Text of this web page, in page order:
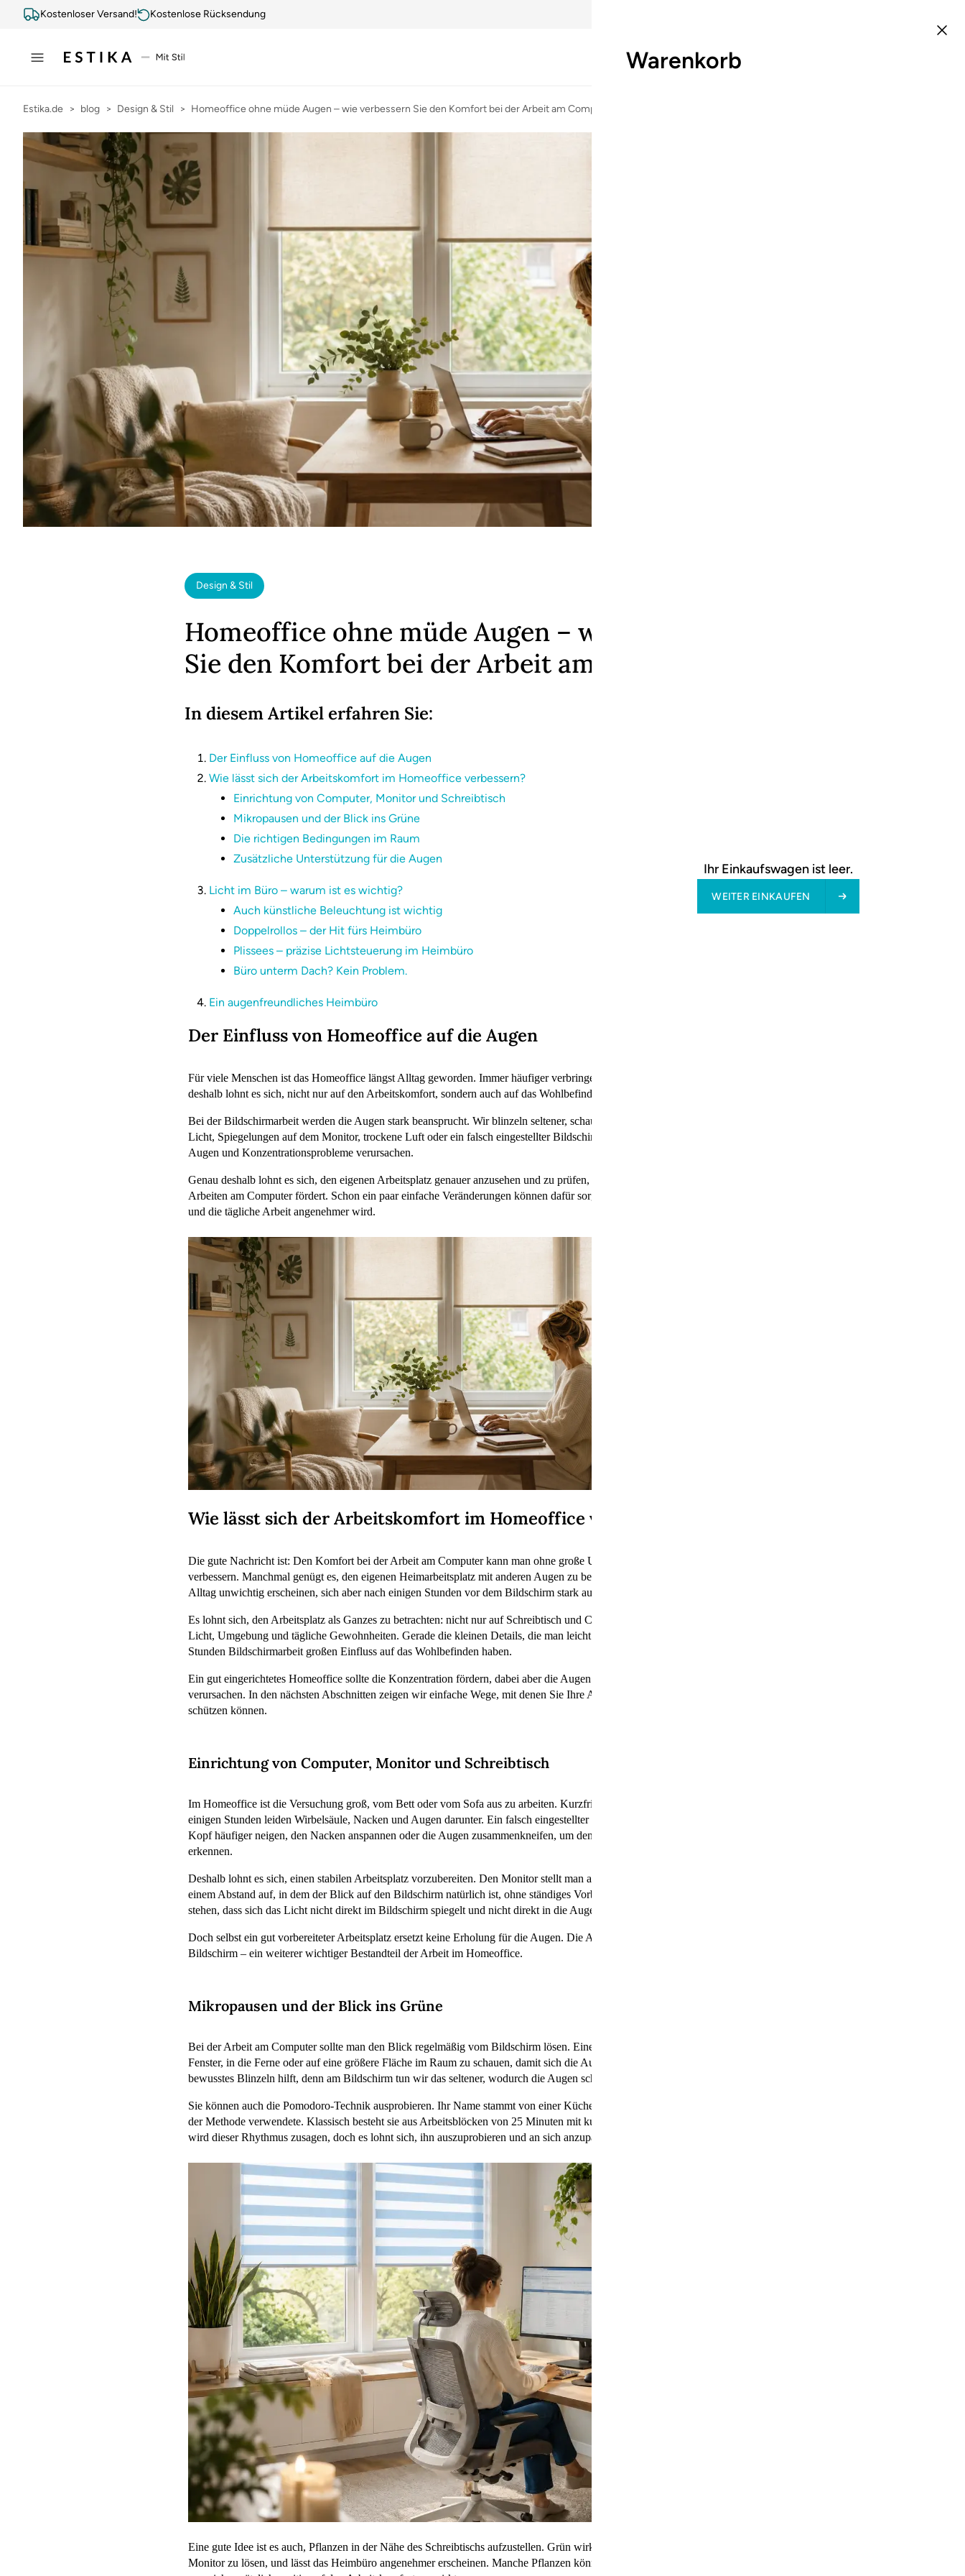
Kostenloser Versand! Kostenlose Rücksendung
Estika.de blog Design & Stil Homeoffice ohne müde Augen – wie verbessern Sie den Komfort bei der Arbeit am Computer?
Design & Stil
Homeoffice ohne müde Augen – wie verbessern
Sie den Komfort bei der Arbeit am Computer?
In diesem Artikel erfahren Sie:
Der Einfluss von Homeoffice auf die Augen
Wie lässt sich der Arbeitskomfort im Homeoffice verbessern?
Einrichtung von Computer, Monitor und Schreibtisch
Mikropausen und der Blick ins Grüne
Die richtigen Bedingungen im Raum
Zusätzliche Unterstützung für die Augen
Licht im Büro – warum ist es wichtig?
Auch künstliche Beleuchtung ist wichtig
Doppelrollos – der Hit fürs Heimbüro
Plissees – präzise Lichtsteuerung im Heimbüro
Büro unterm Dach? Kein Problem.
Ein augenfreundliches Heimbüro
Der Einfluss von Homeoffice auf die Augen
Für viele Menschen ist das Homeoffice längst Alltag geworden. Immer häufiger verbringen wir lange Stunden vor dem Computer,
deshalb lohnt es sich, nicht nur auf den Arbeitskomfort, sondern auch auf das Wohlbefinden der Augen zu achten.
Bei der Bildschirmarbeit werden die Augen stark beansprucht. Wir blinzeln seltener, schauen lange auf einen Punkt, und zu grelles
Licht, Spiegelungen auf dem Monitor, trockene Luft oder ein falsch eingestellter Bildschirm können Brennen, Tränen, trockene
Augen und Konzentrationsprobleme verursachen.
Genau deshalb lohnt es sich, den eigenen Arbeitsplatz genauer anzusehen und zu prüfen, ob das Heimbüro wirklich angenehmes
Arbeiten am Computer fördert. Schon ein paar einfache Veränderungen können dafür sorgen, dass die Augen weniger ermüden
und die tägliche Arbeit angenehmer wird.
Wie lässt sich der Arbeitskomfort im Homeoffice verbessern?
Die gute Nachricht ist: Den Komfort bei der Arbeit am Computer kann man ohne große Umbauten und komplizierte Lösungen
verbessern. Manchmal genügt es, den eigenen Heimarbeitsplatz mit anderen Augen zu betrachten und Dinge zu bemerken, die im
Alltag unwichtig erscheinen, sich aber nach einigen Stunden vor dem Bildschirm stark auf unsere Augen auswirken.
Es lohnt sich, den Arbeitsplatz als Ganzes zu betrachten: nicht nur auf Schreibtisch und Computer zu achten, sondern auch auf
Licht, Umgebung und tägliche Gewohnheiten. Gerade die kleinen Details, die man leicht übersieht, können nach mehreren
Stunden Bildschirmarbeit großen Einfluss auf das Wohlbefinden haben.
Ein gut eingerichtetes Homeoffice sollte die Konzentration fördern, dabei aber die Augen nicht ermüden und keine Beschwerden
verursachen. In den nächsten Abschnitten zeigen wir einfache Wege, mit denen Sie Ihre Augen bei der Arbeit zu Hause besser
schützen können.
Einrichtung von Computer, Monitor und Schreibtisch
Im Homeoffice ist die Versuchung groß, vom Bett oder vom Sofa aus zu arbeiten. Kurzfristig mag das bequem sein, doch nach
einigen Stunden leiden Wirbelsäule, Nacken und Augen darunter. Ein falsch eingestellter Bildschirm sorgt dafür, dass wir den
Kopf häufiger neigen, den Nacken anspannen oder die Augen zusammenkneifen, um den Inhalt auf dem Monitor besser zu
erkennen.
Deshalb lohnt es sich, einen stabilen Arbeitsplatz vorzubereiten. Den Monitor stellt man am besten etwa auf Augenhöhe und in
einem Abstand auf, in dem der Blick auf den Bildschirm natürlich ist, ohne ständiges Vorbeugen. Der Schreibtisch sollte so
stehen, dass sich das Licht nicht direkt im Bildschirm spiegelt und nicht direkt in die Augen scheint.
Doch selbst ein gut vorbereiteter Arbeitsplatz ersetzt keine Erholung für die Augen. Die Augen brauchen kurze Pausen vom
Bildschirm – ein weiterer wichtiger Bestandteil der Arbeit im Homeoffice.
Mikropausen und der Blick ins Grüne
Bei der Arbeit am Computer sollte man den Blick regelmäßig vom Bildschirm lösen. Eine gute Gewohnheit ist es, aus dem
Fenster, in die Ferne oder auf eine größere Fläche im Raum zu schauen, damit sich die Augen kurz erholen können. Auch
bewusstes Blinzeln hilft, denn am Bildschirm tun wir das seltener, wodurch die Augen schneller trocken und müde werden.
Sie können auch die Pomodoro-Technik ausprobieren. Ihr Name stammt von einer Küchenuhr in Tomatenform, die der Erfinder
der Methode verwendete. Klassisch besteht sie aus Arbeitsblöcken von 25 Minuten mit kurzen Pausen dazwischen. Nicht jedem
wird dieser Rhythmus zusagen, doch es lohnt sich, ihn auszuprobieren und an sich anzupassen.
Eine gute Idee ist es auch, Pflanzen in der Nähe des Schreibtischs aufzustellen. Grün wirkt beruhigend, hilft, den Blick kurz vom
Monitor zu lösen, und lässt das Heimbüro angenehmer erscheinen. Manche Pflanzen können zudem das Raumklima verbessern,
Warenkorb
Ihr Einkaufswagen ist leer.
WEITER EINKAUFEN